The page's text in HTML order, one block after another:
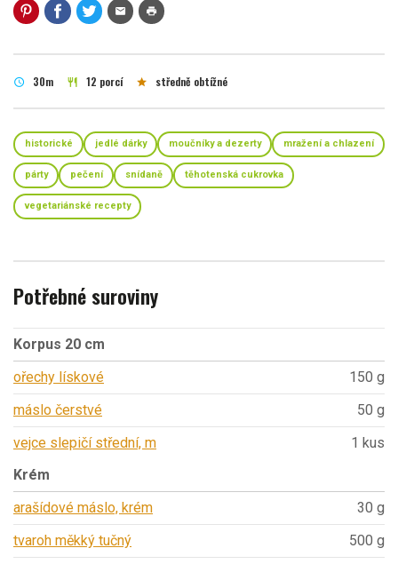
mail print
schedule 30m restaurant 12 porcí star středně obtížné
historické jedlé dárky moučníky a dezerty mražení a chlazení
párty pečení snídaně těhotenská cukrovka
vegetariánské recepty
Potřebné suroviny
Korpus 20 cm
ořechy lískové
150 g
máslo čerstvé
50 g
vejce slepičí střední, m
1 kus
Krém
arašídové máslo, krém
30 g
tvaroh měkký tučný
500 g